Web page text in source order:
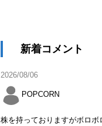
新着コメント
2026/08/06
POPCORN
株を持っておりますがボロボ